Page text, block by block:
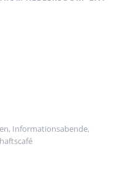
Informationsabende,